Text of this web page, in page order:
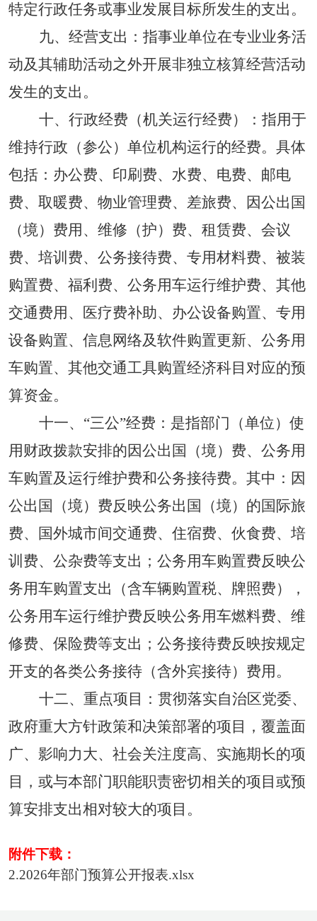
特定行政任务或事业发展目标所发生的支出。
九、 经营支出： 指事业单位在专业业务活
动及其辅助活动之外开展非独立核算经营活动
发生的支出。
十、 行政经费 （机关运行经费）： 指用于
维持行政（参公）单位机构运行的经费。具体
包括：办公费、印刷费、水费、电费、邮电
费、取暖费、物业管理费、差旅费、因公出国
（境）费用、维修（护）费、租赁费、会议
费、培训费、公务接待费、专用材料费、被装
购置费、福利费、公务用车运行维护费、其他
交通费用、医疗费补助、办公设备购置、专用
设备购置、信息网络及软件购置更新、公务用
车购置、其他交通工具购置经济科目对应的预
算资金。
十一、 “三公”经费： 是指部门（单位）使
用财政拨款安排的因公出国（境）费、公务用
车购置及运行维护费和公务接待费。其中：因
公出国（境）费反映公务出国（境）的国际旅
费、国外城市间交通费、住宿费、伙食费、培
训费、公杂费等支出；公务用车购置费反映公
务用车购置支出（含车辆购置税、牌照费），
公务用车运行维护费反映公务用车燃料费、维
修费、保险费等支出；公务接待费反映按规定
开支的各类公务接待（含外宾接待）费用。
十二、 重点项目： 贯彻落实自治区党委、
政府重大方针政策和决策部署的项目，覆盖面
广、影响力大、社会关注度高、实施期长的项
目，或与本部门职能职责密切相关的项目或预
算安排支出相对较大的项目。
附件下载：
2.2026年部门预算公开报表.xlsx